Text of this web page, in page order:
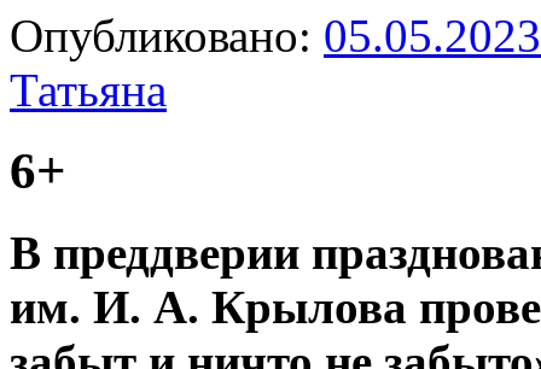
Опубликовано: 05.05.2023
Татьяна
6+
В преддверии
им. И. А. Крылова